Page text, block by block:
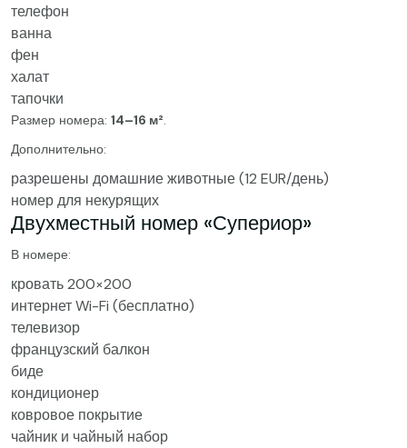
телефон
ванна
фен
халат
тапочки
Размер номера: 14–16 м².
Дополнительно:
разрешены домашние животные (12 EUR/день)
номер для некурящих
Двухместный номер «Супериор»
В номере:
кровать 200×200
интернет Wi-Fi (бесплатно)
телевизор
французский балкон
биде
кондиционер
ковровое покрытие
чайник и чайный набор